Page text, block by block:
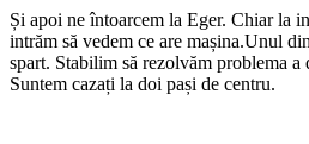
Și apoi ne întoarcem la Eger. Chiar la
intrăm să vedem ce are mașina.Unul
spart. Stabilim să rezolvăm problema
Suntem cazați la doi pași de centru.